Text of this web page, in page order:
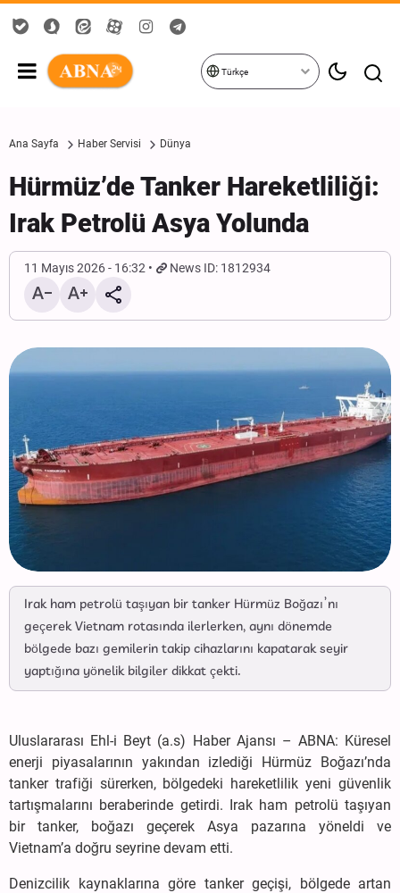
Türkçe
Ana Sayfa Haber Servisi Dünya
Hürmüz’de Tanker Hareketliliği:
Irak Petrolü Asya Yolunda
11 Mayıs 2026 - 16:32 News ID: 1812934
Irak ham petrolü taşıyan bir tanker Hürmüz Boğazı’nı
geçerek Vietnam rotasında ilerlerken, aynı dönemde
bölgede bazı gemilerin takip cihazlarını kapatarak seyir
yaptığına yönelik bilgiler dikkat çekti.
Uluslararası Ehl-i Beyt (a.s) Haber Ajansı – ABNA: Küresel
enerji piyasalarının yakından izlediği Hürmüz Boğazı’nda
tanker trafiği sürerken, bölgedeki hareketlilik yeni güvenlik
tartışmalarını beraberinde getirdi. Irak ham petrolü taşıyan
bir tanker, boğazı geçerek Asya pazarına yöneldi ve
Vietnam’a doğru seyrine devam etti.
Denizcilik kaynaklarına göre tanker geçişi, bölgede artan